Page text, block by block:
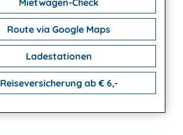
Mietwagen-Check
Route via Google Maps
Ladestationen
Reiseversicherung ab € 6,-